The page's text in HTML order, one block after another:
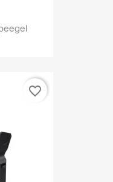
favorite_border